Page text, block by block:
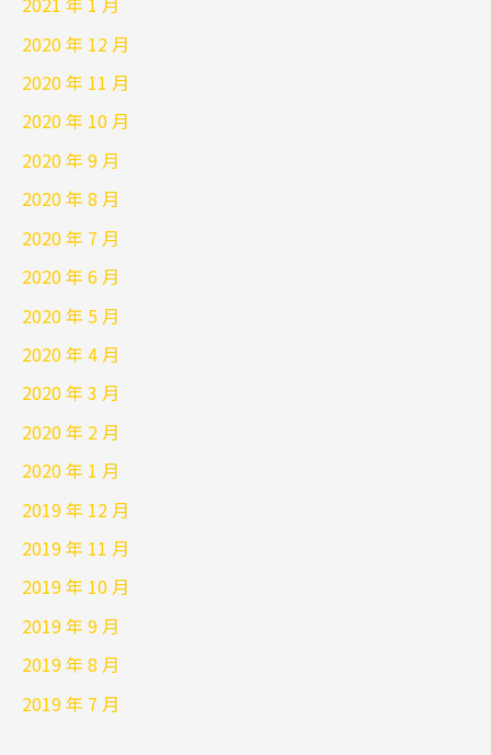
2020 年 12 月
2020 年 11 月
2020 年 10 月
2020 年 9 月
2020 年 8 月
2020 年 7 月
2020 年 6 月
2020 年 5 月
2020 年 4 月
2020 年 3 月
2020 年 2 月
2020 年 1 月
2019 年 12 月
2019 年 11 月
2019 年 10 月
2019 年 9 月
2019 年 8 月
2019 年 7 月